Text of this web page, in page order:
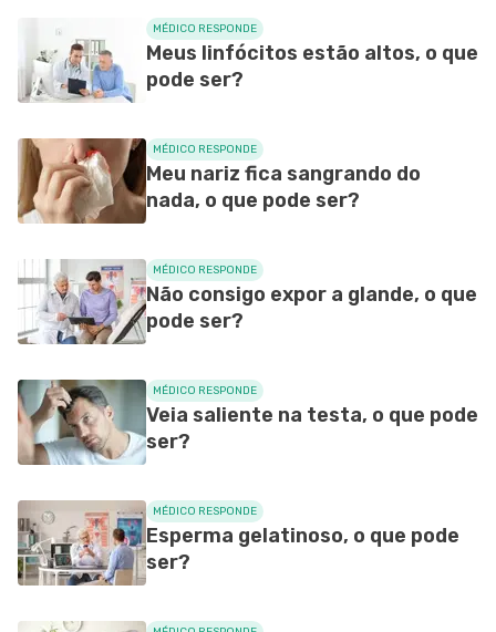
MÉDICO RESPONDE
Meus linfócitos estão altos, o que
pode ser?
MÉDICO RESPONDE
Meu nariz fica sangrando do
nada, o que pode ser?
MÉDICO RESPONDE
Não consigo expor a glande, o que
pode ser?
MÉDICO RESPONDE
Veia saliente na testa, o que pode
ser?
MÉDICO RESPONDE
Esperma gelatinoso, o que pode
ser?